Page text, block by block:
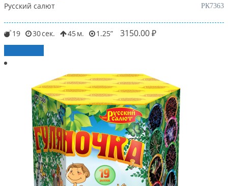
РК7363
Русский салют
19 30 45 1.25 3150.00₽